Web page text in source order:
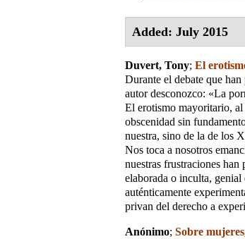
Added: July 2015
Duvert, Tony; El
Durante el debate que
autor desconozco: «La
El erotismo mayoritario,
obscenidad sin
nuestra, sino de la de los
Nos toca a nosotros
nuestras frustraciones
elaborada o inculta,
auténticamente
privan del derecho a
Anónimo; Sobre